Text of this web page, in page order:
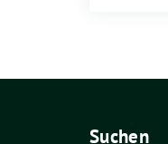
Suchen